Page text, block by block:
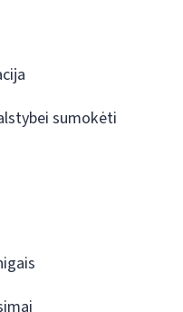
sumokėti